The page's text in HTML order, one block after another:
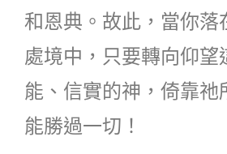
和恩典。故此，當你落
處境中，只要轉向仰望
能、信實的神，倚靠祂
能勝過一切！